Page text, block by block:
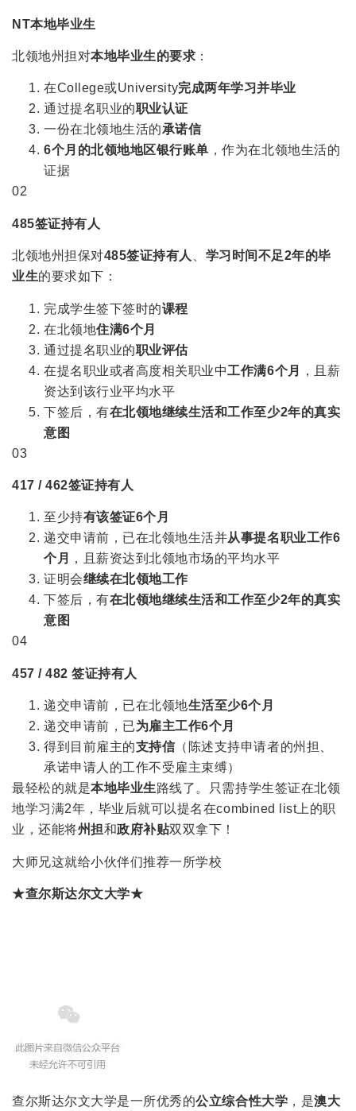
NT本地毕业生
北领地州担对本地毕业生的要求 ：
在College或University完成两年学习并毕业
通过提名职业的职业认证
一份在北领地生活的承诺信
6个月的北领地地区银行账单 ，作为在北领地生活的
证据
02
485签证持有人
北领地州担保对485签证持有人
学习时间不足2年的毕
业生的要求如下：
完成学生签下签时的课程
在北领地住满6个月
通过提名职业的职业评估
在提名职业或者高度相关职业中工作满6个月
，且薪
资达到该行业平均水平
下签后，有在北领地继续生活和工作至少2年的真实
意图
03
417 / 462签证持有人
至少持有该签证6个月
递交申请前，已在北领地生活并从事提名职业工作6
个月
，且薪资达到北领地市场的平均水平
证明会继续在北领地工作
下签后，有在北领地继续生活和工作至少2年的真实
意图
04
457 / 482 签证持有人
递交申请前，已在北领地生活至少6个月
递交申请前，已为雇主工作6个月
得到目前雇主的支持信（陈述支持申请者的州担、
承诺申请人的工作不受雇主束缚）
最轻松的就是本地毕业生路线了。只需持学生签证在北领
地学习满2年，毕业后就可以提名在combined list上的职
业，还能将州担和政府补贴双双拿下！
大师兄这就给小伙伴们推荐一所学校
★查尔斯达尔文大学★
查尔斯达尔文大学是一所优秀的公立综合性大学 ，是澳大